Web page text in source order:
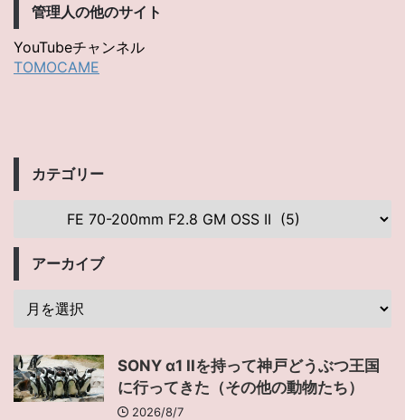
管理人の他のサイト
YouTubeチャンネル
TOMOCAME
カテゴリー
アーカイブ
SONY α1 IIを持って神戸どうぶつ王国
に行ってきた（その他の動物たち）
2026/8/7